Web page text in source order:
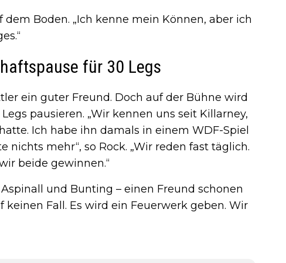
Boden. „Ich kenne mein Können, aber ich
für 30 Legs
ein guter Freund. Doch auf der Bühne wird
pausieren. „Wir kennen uns seit Killarney,
Ich habe ihn damals in einem WDF-Spiel
nichts mehr“, so Rock. „Wir reden fast täglich.
beide gewinnen.“
und Bunting – einen Freund schonen
keinen Fall. Es wird ein Feuerwerk geben. Wir